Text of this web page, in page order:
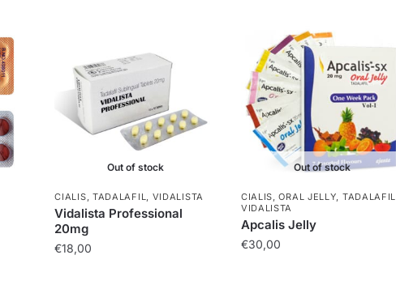
Out of stock
CIALIS, TADALAFIL, VIDALISTA
Vidalista Professional
20mg
€18,00
Out of stock
CIALIS,ORAL JELLY, TADALAFIL
VIDALISTA
Apcalis Jelly
€30,00